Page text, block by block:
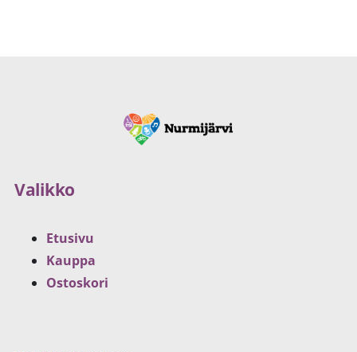
Valikko
Etusivu
Kauppa
Ostoskori